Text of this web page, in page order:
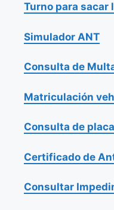
Turno para sacar
Simulador ANT
Consulta de
Matriculación
Consulta de
Certificado de
Consultar